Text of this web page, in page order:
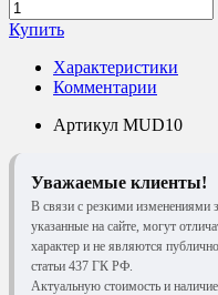
Купить
Характеристики
Комментарии
Артикул MUD10
Уважаемые клиенты!
В связи с резкими изменениями
указанные на сайте, могут
характер и не являются
статьи 437 ГК РФ.
Актуальную стоимость и